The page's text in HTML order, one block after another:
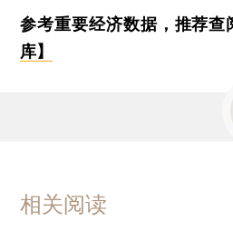
参考重要经济数据，推荐查
库】
相关阅读